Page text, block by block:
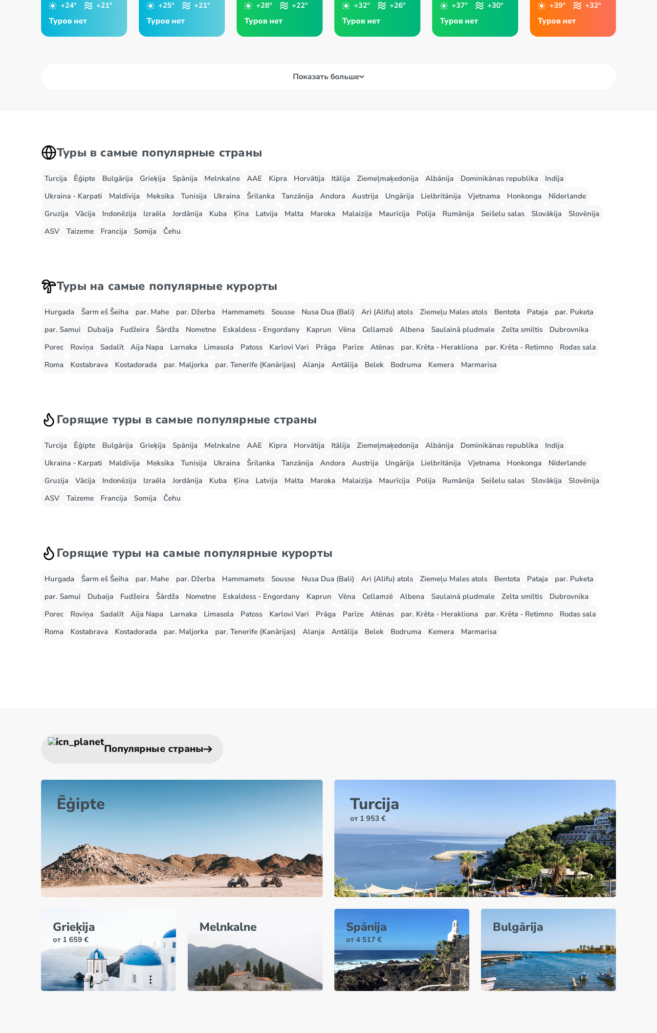
+24° +21°
Туров нет
+25° +21°
Туров нет
+28° +22°
Туров нет
+32° +26°
Туров нет
+37° +30°
Туров нет
+39° +32°
Туров нет
Показать больше
Туры в самые популярные страны
Turcija Ēģipte Bulgārija Grieķija Spānija Melnkalne AAE Kipra Horvātija Itālija Ziemeļmaķedonija Albānija Dominikānas republika
Indija
Ukraina - Karpati
Maldīvija Meksika Tunisija Ukraina Šrilanka Tanzānija Andora Austrija Ungārija Lielbritānija Vjetnama Honkonga
Nīderlande
Gruzija
Vācija Indonēzija Izraēla Jordānija Kuba Ķīna Latvija Malta Maroka Malaizija Maurīcija Polija Rumānija Seišelu salas Slovākija
Slovēnija
ASV
Taizeme Francija Somija Čehu
Туры на самые популярные курорты
Hurgada Šarm eš Šeiha par. Mahe par. Džerba Hammamets Sousse Nusa Dua (Bali) Ari (Alifu) atols Ziemeļu Males atols Bentota Pataja
par. Puketa
par. Samui
Dubaija Fudžeira Šārdža Nometne Eskaldess - Engordany Kaprun Vēna Cellamzē Albena Saulainā pludmale Zelta smiltis
Dubrovnika
Porec
Roviņa Sadalīt Aija Napa Larnaka Limasola Patoss Karlovi Vari Prāga Parīze Atēnas par. Krēta - Herakliona par. Krēta - Retimno
Rodas sala
Roma
Kostabrava Kostadorada par. Maljorka par. Tenerife (Kanārijas) Alanja Antālija Belek Bodruma Kemera Marmarisa
Горящие туры в самые популярные страны
Turcija Ēģipte Bulgārija Grieķija Spānija Melnkalne AAE Kipra Horvātija Itālija Ziemeļmaķedonija Albānija Dominikānas republika
Indija
Ukraina - Karpati
Maldīvija Meksika Tunisija Ukraina Šrilanka Tanzānija Andora Austrija Ungārija Lielbritānija Vjetnama Honkonga
Nīderlande
Gruzija
Vācija Indonēzija Izraēla Jordānija Kuba Ķīna Latvija Malta Maroka Malaizija Maurīcija Polija Rumānija Seišelu salas Slovākija
Slovēnija
ASV
Taizeme Francija Somija Čehu
Горящие туры на самые популярные курорты
Hurgada Šarm eš Šeiha par. Mahe par. Džerba Hammamets Sousse Nusa Dua (Bali) Ari (Alifu) atols Ziemeļu Males atols Bentota Pataja
par. Puketa
par. Samui
Dubaija Fudžeira Šārdža Nometne Eskaldess - Engordany Kaprun Vēna Cellamzē Albena Saulainā pludmale Zelta smiltis
Dubrovnika
Porec
Roviņa Sadalīt Aija Napa Larnaka Limasola Patoss Karlovi Vari Prāga Parīze Atēnas par. Krēta - Herakliona par. Krēta - Retimno
Rodas sala
Roma
Kostabrava Kostadorada par. Maljorka par. Tenerife (Kanārijas) Alanja Antālija Belek Bodruma Kemera Marmarisa
Популярные страны
Ēģipte Turcija
от 1 953 €
Grieķija
от 1 659 €
Melnkalne Spānija
от 4 517 €
Bulgārija